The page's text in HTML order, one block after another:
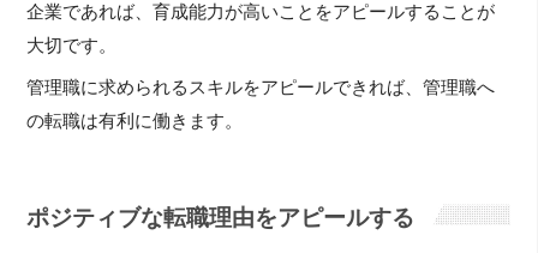
企業であれば、育成能力が高いことをアピールすることが
大切です。
管理職に求められるスキルをアピールできれば、管理職へ
の転職は有利に働きます。
ポジティブな転職理由をアピールする